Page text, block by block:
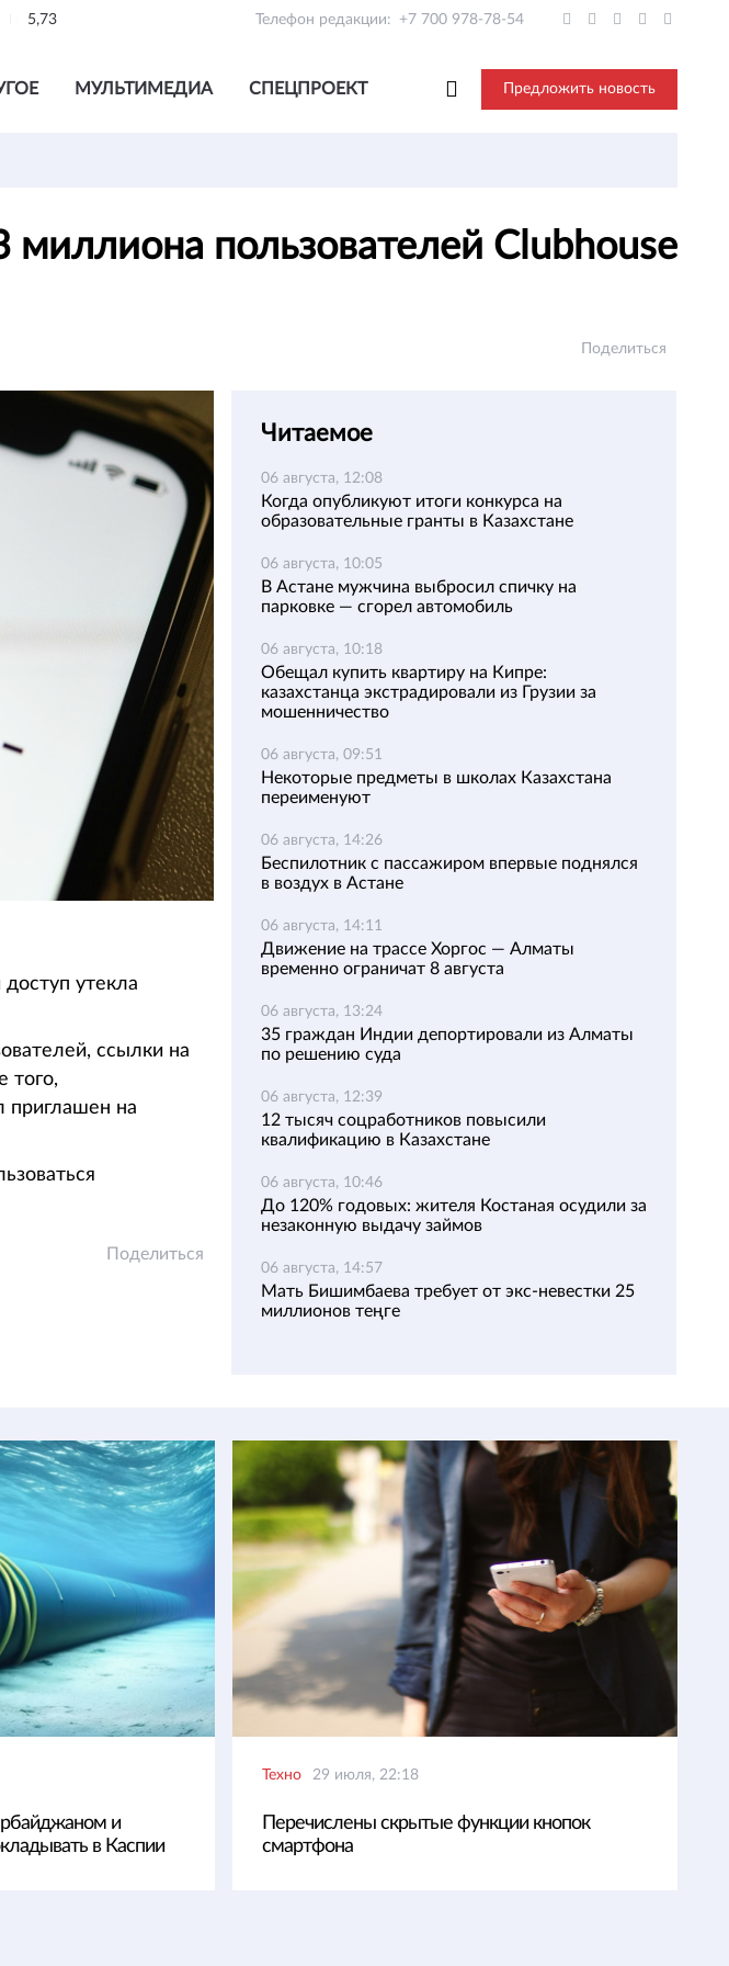
5,73 Телефон редакции: +7 700 978-78-54
МУЛЬТИМЕДИА СПЕЦПРОЕКТ Предложить новость
пользователей Clubhouse
Поделиться
утекла
ссылки на
того,
приглашен на
Поделиться
Читаемое
06 августа, 12:08
Когда опубликуют итоги конкурса на
образовательные гранты в Казахстане
06 августа, 10:05
В Астане мужчина выбросил спичку на
парковке — сгорел автомобиль
06 августа, 10:18
Обещал купить квартиру на Кипре:
казахстанца экстрадировали из Грузии за
мошенничество
06 августа, 09:51
Некоторые предметы в школах Казахстана
переименуют
06 августа, 14:26
Беспилотник с пассажиром впервые поднялся
в воздух в Астане
06 августа, 14:11
Движение на трассе Хоргос — Алматы
временно ограничат 8 августа
06 августа, 13:24
35 граждан Индии депортировали из Алматы
по решению суда
06 августа, 12:39
12 тысяч соцработников повысили
квалификацию в Казахстане
06 августа, 10:46
До 120% годовых: жителя Костаная осудили за
незаконную выдачу займов
06 августа, 14:57
Мать Бишимбаева требует от экс-невестки 25
миллионов теңге
и
в Каспии
Техно 29 июля, 22:18
Перечислены скрытые функции кнопок
смартфона